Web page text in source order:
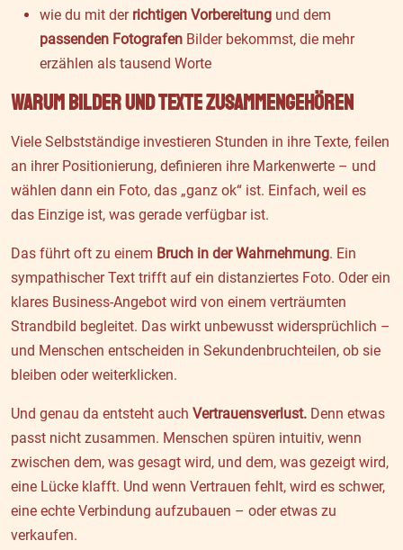
wie du mit der richtigen Vorbereitung und dem
passenden Fotografen Bilder bekommst, die mehr
erzählen als tausend Worte
Warum Bilder und Texte zusammengehören
Viele Selbstständige investieren Stunden in ihre Texte, feilen
an ihrer Positionierung, definieren ihre Markenwerte – und
wählen dann ein Foto, das „ganz ok“ ist. Einfach, weil es
das Einzige ist, was gerade verfügbar ist.
Das führt oft zu einem Bruch in der Wahrnehmung. Ein
sympathischer Text trifft auf ein distanziertes Foto. Oder ein
klares Business-Angebot wird von einem verträumten
Strandbild begleitet. Das wirkt unbewusst widersprüchlich –
und Menschen entscheiden in Sekundenbruchteilen, ob sie
bleiben oder weiterklicken.
Und genau da entsteht auch Vertrauensverlust. Denn etwas
passt nicht zusammen. Menschen spüren intuitiv, wenn
zwischen dem, was gesagt wird, und dem, was gezeigt wird,
eine Lücke klafft. Und wenn Vertrauen fehlt, wird es schwer,
eine echte Verbindung aufzubauen – oder etwas zu
verkaufen.